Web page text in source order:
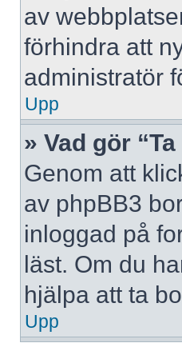
av
förhindra att
administratör
Upp
» Vad gör
Genom att
av phpBB3
inloggad på
läst. Om du
hjälpa att ta
Upp